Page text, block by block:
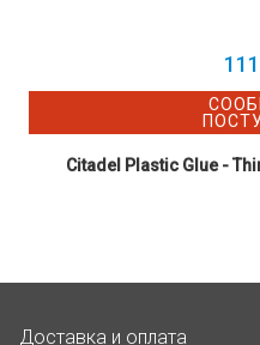
Citadel Plastic Glue -
Доставка и оплата